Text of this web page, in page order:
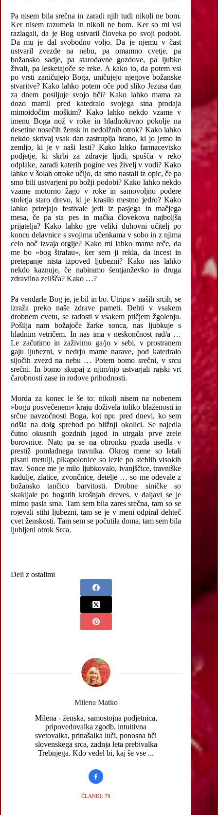
Pa nisem bila srečna in zaradi njih tudi nikoli ne bom.
Ker nisem razumela in nikoli ne bom. Ker so mi vsi
razlagali, da je Bog ustvaril človeka po svoji podobi.
Da mu je dal svobodno voljo. Da je njemu v čast
ustvaril zvezde na nebu, pa omamno cvetje, pa
božansko sadje, pa starodavne gozdove, pa ljubke
živali, pa lesketajoče se reke. A kako to, da potem vsi
po vrsti zaničujejo Boga, uničujejo njegove božanske
stvaritve? Kako lahko potem oče pod sliko Jezusa dan
za dnem posiljuje svojo hči? Kako lahko mama za
dozo mamil pred katedralo svojega sina prodaja
mimoidočim moškim? Kako lahko nekdo vzame v
imenu Boga nož v roke in hladnokrvno pokolje na
desetine nosečih žensk in nedolžnih otrok? Kako lahko
nekdo skrivaj vsak dan zastruplja hrano, ki jo jemo in
zemljo, ki je v naši lasti? Kako lahko farmacevtsko
podjetje, ki skrbi za zdravje ljudi, spušča v reko
odplake, zaradi katerih pogine ves živelj v vodi? Kako
lahko v šolah otroke učijo, da smo nastali iz opic, če pa
smo bili ustvarjeni po božji podobi? Kako lahko nekdo
vzame motorno žago v roke in samovoljno podere
stoletja staro drevo, ki je krasilo mestno jedro? Kako
lahko prirejajo festivale jedi iz pasjega in mačjega
mesa, če pa sta pes in mačka človekova najboljša
prijatelja? Kako lahko gre veliki duhovni učitelj po
koncu delavnice s svojima učenkama v sobo in z njima
celo noč izvaja orgije? Kako mi lahko mama reče, da
me bo »bog štrafau«, ker sem ji rekla, da incest in
pretepanje nista izpoved ljubezni? Kako nas lahko
nekdo kaznuje, če nabiramo šentjanževko in druga
zdravilna zelišča? Kako …?
Pa vendarle Bog je, je bil in bo. Utripa v naših srcih, se
izraža preko naše zdrave pameti. Dehti v vsakem
drobnem cvetu, se radosti v vsakem ptičjem žgolenju.
Pošilja nam božajoče žarke sonca, nas ljubkuje s
hladnim vetričem. In nas ima v neskončnost rad/a …
Le začutimo in zaživimo ga/jo v sebi, v prostranem
gaju ljubezni, v nedrju mame narave, pod katedralo
sijočih zvezd na nebu … Potem bomo srečni, v srcu
srečni. In bomo skupaj z njim/njo ustvarjali rajski vrt
čarobnosti zase in rodove prihodnosti.
Morda za konec le še to: nikoli nisem na nobenem
»bogu posvečenem« kraju doživela toliko blaženosti in
srčne navzočnosti Boga, kot npr. pred dnevi, ko sem
odšla na dolg sprehod po bližnji okolici. Se najedla
čutno okusnih gozdnih jagod in utrgala prve zrele
borovnice. Nato pa se na obronku gozda usedla v
prestiž pomladnega travnika. Okrog mene so letali
pisani metulji, pikapolonice so lezle po steblih visokih
trav. Sonce me je milo ljubkovalo, ivanjščice, travniške
kadulje, zlatice, zvončnice, detelje … so me odevale z
božansko tančico barvitosti. Drobne siničke so
skakljale po bogatih krošnjah dreves, v daljavi se je
mirno pasla srna. Tam sem bila zares srečna, tam so se
rojevali stihi ljubezni, tam se je v meni odpiral dehteč
cvet ženskosti. Tam sem se počutila doma, tam sem bila
ljubljeni otrok Srca.
Deli z ostalimi
Milena Matko
Milena - ženska, samostojna podjetnica,
pripovedovalka zgodb, intuitivna
svetovalka, prinašalka luči, ponosna hči
slovenskega srca, zadnja leta prebivalka
Trebnjega. Kdo vedel bi, kaj še vse ...
ČLANKI: 79